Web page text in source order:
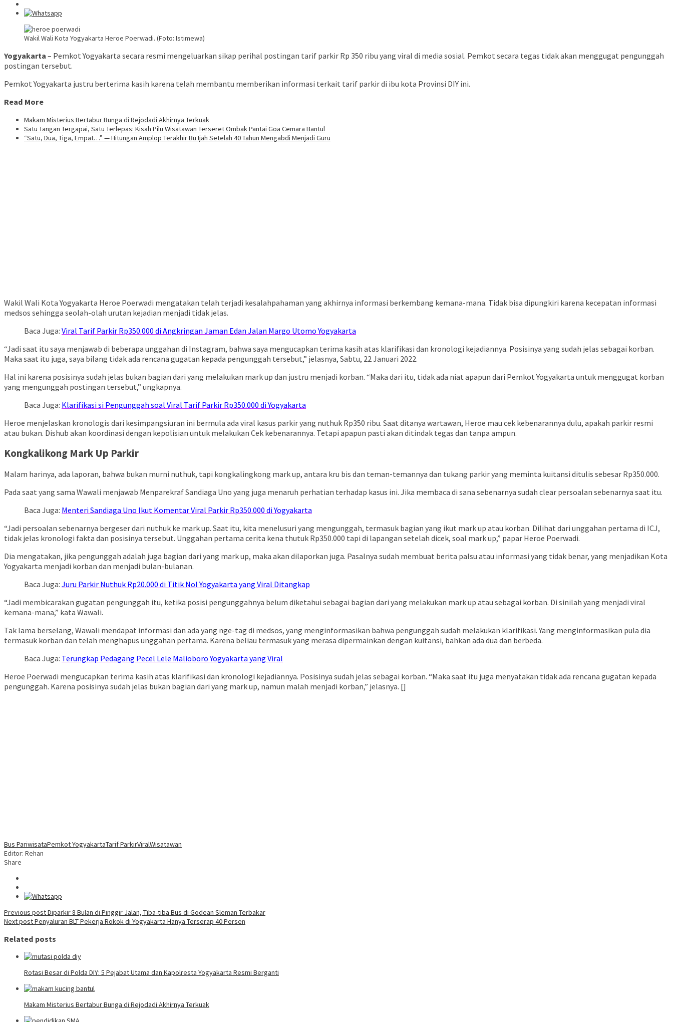
Wakil Wali Kota Yogyakarta Heroe Poerwadi. (Foto: Istimewa)
Yogyakarta – Pemkot Yogyakarta secara resmi mengeluarkan sikap perihal postingan tarif parkir Rp 350 ribu yang viral di media sosial. Pemkot secara tegas tidak akan menggugat pengunggah
postingan tersebut.
Pemkot Yogyakarta justru berterima kasih karena telah membantu memberikan informasi terkait tarif parkir di ibu kota Provinsi DIY ini.
Read More
Makam Misterius Bertabur Bunga di Rejodadi Akhirnya Terkuak
Satu Tangan Tergapai, Satu Terlepas: Kisah Pilu Wisatawan Terseret Ombak Pantai Goa Cemara Bantul
“Satu, Dua, Tiga, Empat…” — Hitungan Amplop Terakhir Bu Ijah Setelah 40 Tahun Mengabdi Menjadi Guru
Wakil Wali Kota Yogyakarta Heroe Poerwadi mengatakan telah terjadi kesalahpahaman yang akhirnya informasi berkembang kemana-mana. Tidak bisa dipungkiri karena kecepatan informasi
medsos sehingga seolah-olah urutan kejadian menjadi tidak jelas.
Baca Juga: Viral Tarif Parkir Rp350.000 di Angkringan Jaman Edan Jalan Margo Utomo Yogyakarta
“Jadi saat itu saya menjawab di beberapa unggahan di Instagram, bahwa saya mengucapkan terima kasih atas klarifikasi dan kronologi kejadiannya. Posisinya yang sudah jelas sebagai korban.
Maka saat itu juga, saya bilang tidak ada rencana gugatan kepada pengunggah tersebut,” jelasnya, Sabtu, 22 Januari 2022.
Hal ini karena posisinya sudah jelas bukan bagian dari yang melakukan mark up dan justru menjadi korban. “Maka dari itu, tidak ada niat apapun dari Pemkot Yogyakarta untuk menggugat korban
yang mengunggah postingan tersebut,” ungkapnya.
Baca Juga: Klarifikasi si Pengunggah soal Viral Tarif Parkir Rp350.000 di Yogyakarta
Heroe menjelaskan kronologis dari kesimpangsiuran ini bermula ada viral kasus parkir yang nuthuk Rp350 ribu. Saat ditanya wartawan, Heroe mau cek kebenarannya dulu, apakah parkir resmi
atau bukan. Dishub akan koordinasi dengan kepolisian untuk melakukan Cek kebenarannya. Tetapi apapun pasti akan ditindak tegas dan tanpa ampun.
Kongkalikong Mark Up Parkir
Malam harinya, ada laporan, bahwa bukan murni nuthuk, tapi kongkalingkong mark up, antara kru bis dan teman-temannya dan tukang parkir yang meminta kuitansi ditulis sebesar Rp350.000.
Pada saat yang sama Wawali menjawab Menparekraf Sandiaga Uno yang juga menaruh perhatian terhadap kasus ini. Jika membaca di sana sebenarnya sudah clear persoalan sebenarnya saat itu.
Baca Juga: Menteri Sandiaga Uno Ikut Komentar Viral Parkir Rp350.000 di Yogyakarta
“Jadi persoalan sebenarnya bergeser dari nuthuk ke mark up. Saat itu, kita menelusuri yang mengunggah, termasuk bagian yang ikut mark up atau korban. Dilihat dari unggahan pertama di ICJ,
tidak jelas kronologi fakta dan posisinya tersebut. Unggahan pertama cerita kena thutuk Rp350.000 tapi di lapangan setelah dicek, soal mark up,” papar Heroe Poerwadi.
Dia mengatakan, jika pengunggah adalah juga bagian dari yang mark up, maka akan dilaporkan juga. Pasalnya sudah membuat berita palsu atau informasi yang tidak benar, yang menjadikan Kota
Yogyakarta menjadi korban dan menjadi bulan-bulanan.
Baca Juga: Juru Parkir Nuthuk Rp20.000 di Titik Nol Yogyakarta yang Viral Ditangkap
“Jadi membicarakan gugatan pengunggah itu, ketika posisi pengunggahnya belum diketahui sebagai bagian dari yang melakukan mark up atau sebagai korban. Di sinilah yang menjadi viral
kemana-mana,” kata Wawali.
Tak lama berselang, Wawali mendapat informasi dan ada yang nge-tag di medsos, yang menginformasikan bahwa pengunggah sudah melakukan klarifikasi. Yang menginformasikan pula dia
termasuk korban dan telah menghapus unggahan pertama. Karena beliau termasuk yang merasa dipermainkan dengan kuitansi, bahkan ada dua dan berbeda.
Baca Juga: Terungkap Pedagang Pecel Lele Malioboro Yogyakarta yang Viral
Heroe Poerwadi mengucapkan terima kasih atas klarifikasi dan kronologi kejadiannya. Posisinya sudah jelas sebagai korban. “Maka saat itu juga menyatakan tidak ada rencana gugatan kepada
pengunggah. Karena posisinya sudah jelas bukan bagian dari yang mark up, namun malah menjadi korban,” jelasnya. []
Bus PariwisataPemkot YogyakartaTarif ParkirViralWisatawan
Editor: Rehan
Share
Post
navigation
Previous postDiparkir 8 Bulan di Pinggir Jalan, Tiba-tiba Bus di Godean Sleman Terbakar
Next postPenyaluran BLT Pekerja Rokok di Yogyakarta Hanya Terserap 40 Persen
Related posts
Rotasi Besar di Polda DIY: 5 Pejabat Utama dan Kapolresta Yogyakarta Resmi Berganti
Makam Misterius Bertabur Bunga di Rejodadi Akhirnya Terkuak